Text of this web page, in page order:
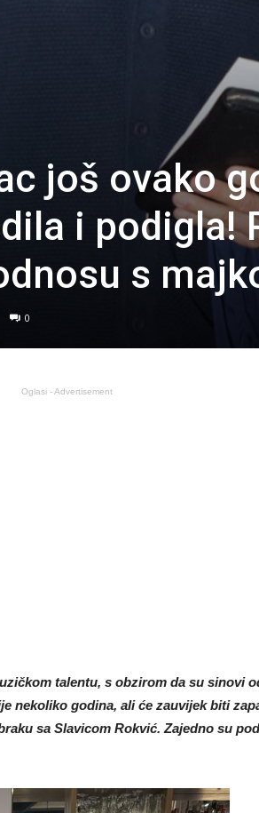
još ovako
i podigla!
s
0
Oglasi - Advertisement
talentu, s obzirom da su sinovi
nekoliko godina, ali će zauvijek biti
sa Slavicom Rokvić. Zajedno su